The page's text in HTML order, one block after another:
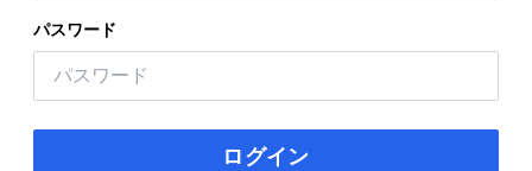
パスワード
ログイン